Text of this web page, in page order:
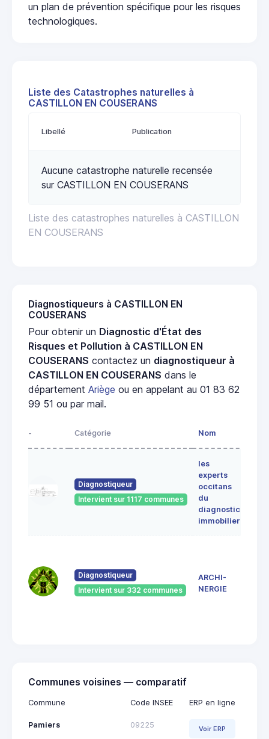
un plan de prévention spécifique pour les risques
technologiques.
Liste des Catastrophes naturelles à
CASTILLON EN COUSERANS
Liste des catastrophes naturelles à CASTILLON
EN COUSERANS
Libellé Publication
Aucune catastrophe naturelle recensée
sur CASTILLON EN COUSERANS
Diagnostiqueurs à CASTILLON EN
COUSERANS
Pour obtenir un Diagnostic d'État des
Risques et Pollution à CASTILLON EN
COUSERANS contactez un diagnostiqueur à
CASTILLON EN COUSERANS dans le
département Ariège ou en appelant au 01 83 62
99 51 ou par mail.
- Catégorie Nom
Diagnostiqueur
Intervient sur 1117 communes
les
experts
occitans
du
diagnostic
immobilier
Diagnostiqueur
Intervient sur 332 communes
ARCHI-
NERGIE
Communes voisines — comparatif
Commune Code INSEE ERP en ligne
Pamiers 09225 Voir ERP